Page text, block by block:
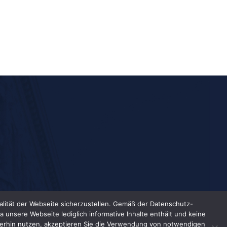
der Webseite sicherzustellen. Gemäß der Datenschutz-
unsere Webseite lediglich informative Inhalte enthält und keine
nutzen, akzeptieren Sie die Verwendung von notwendigen